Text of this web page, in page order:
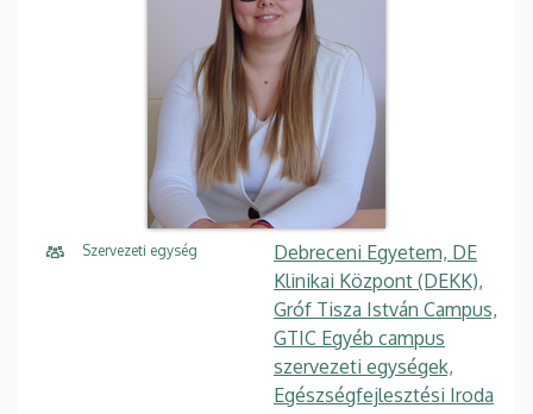
Szervezeti egység
Debreceni Egyetem, DE
Klinikai Központ (DEKK),
Gróf Tisza István Campus,
GTIC Egyéb campus
szervezeti egységek,
Egészségfejlesztési Iroda